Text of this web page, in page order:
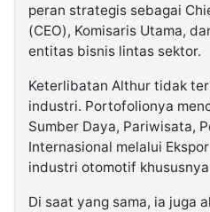
peran strategis sebagai
(CEO), Komisaris Utama,
entitas bisnis lintas sektor.
Keterlibatan Althur tidak
industri. Portofolionya
Sumber Daya, Pariwisata,
Internasional melalui
industri otomotif
Di saat yang sama, ia juga